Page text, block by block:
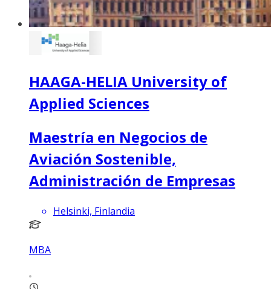
HAAGA-HELIA University of
Applied Sciences
Maestría en Negocios de
Aviación Sostenible,
Administración de Empresas
Helsinki, Finlandia
MBA